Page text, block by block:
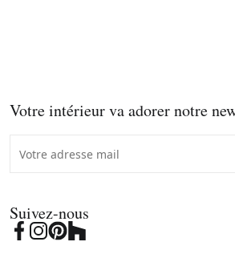
Votre intérieur va adorer notre
Suivez-nous